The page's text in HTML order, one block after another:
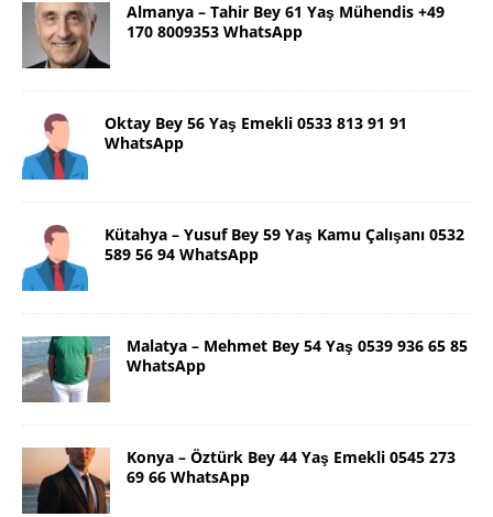
Almanya – Tahir Bey 61 Yaş Mühendis +49
170 8009353 WhatsApp
Oktay Bey 56 Yaş Emekli 0533 813 91 91
WhatsApp
Kütahya – Yusuf Bey 59 Yaş Kamu Çalışanı 0532
589 56 94 WhatsApp
Malatya – Mehmet Bey 54 Yaş 0539 936 65 85
WhatsApp
Konya – Öztürk Bey 44 Yaş Emekli 0545 273
69 66 WhatsApp